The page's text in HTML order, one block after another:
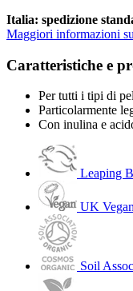
Italia: spedizione
Maggiori informazioni
Caratteristiche e
Per tutti i tipi di
Particolarmente
Con inulina e
Leaping
UK
Soil